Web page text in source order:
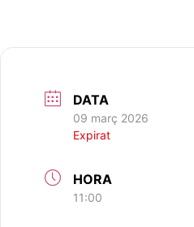
DATA
09 març 2026
Expirat
HORA
11:00